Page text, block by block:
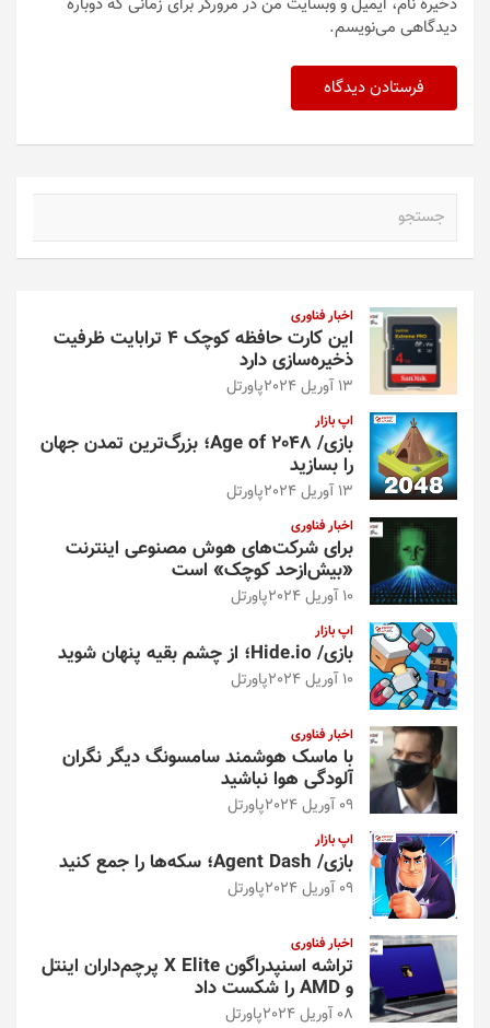
دیدگاهی می‌نویسم.
اخبار فناوری
این کارت حافظه کوچک ۴ ترابایت ظرفیت
ذخیره‌سازی دارد
13 آوریل 2024 پاورتل
اپ بازار
بازی/ Age of 2048؛ بزرگ‌ترین تمدن جهان
را بسازید
13 آوریل 2024 پاورتل
اخبار فناوری
برای شرکت‌های هوش مصنوعی اینترنت
«بیش‌از‌حد کوچک» است
10 آوریل 2024 پاورتل
اپ بازار
بازی/ Hide.io؛ از چشم بقیه پنهان شوید
10 آوریل 2024 پاورتل
اخبار فناوری
با ماسک هوشمند سامسونگ دیگر نگران
آلودگی هوا نباشید
09 آوریل 2024 پاورتل
اپ بازار
بازی/ Agent Dash؛ سکه‌ها را جمع کنید
09 آوریل 2024 پاورتل
اخبار فناوری
تراشه اسنپدراگون X Elite پرچم‌داران اینتل
و AMD را شکست داد
08 آوریل 2024 پاورتل